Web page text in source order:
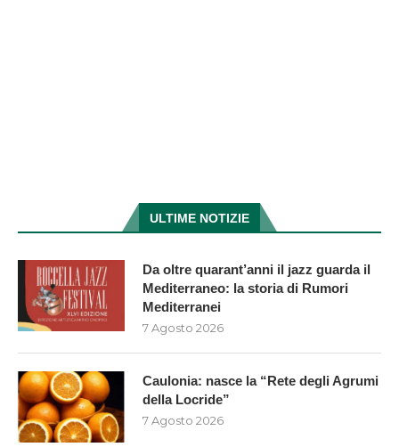
ULTIME NOTIZIE
Da oltre quarant’anni il jazz guarda il
Mediterraneo: la storia di Rumori
Mediterranei
7 Agosto 2026
Caulonia: nasce la “Rete degli Agrumi
della Locride”
7 Agosto 2026